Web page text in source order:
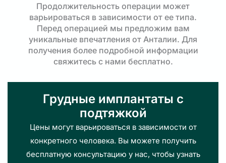
Продолжительность операции может
варьироваться в зависимости от ее типа.
Перед операцией мы предложим вам
уникальные впечатления от Анталии. Для
получения более подробной информации
свяжитесь с нами бесплатно.
Грудные имплантаты с
подтяжкой
Цены могут варьироваться в зависимости от
конкретного человека. Вы можете получить
бесплатную консультацию у нас, чтобы узнать